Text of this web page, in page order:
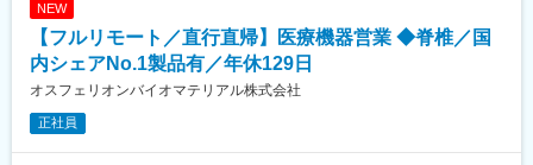
変更の範囲：会社の定める業務
■担当製品：
心臓や下肢の血管の病気に対し、カテーテルを用いて治療する
「バスキュラーインターベンション（血管内カテーテル治療）」
NEW
【フルリモート／直行直帰】医療機器営業 ◆脊椎／国
内シェアNo.1製品有／年休129日
オスフェリオンバイオマテリアル株式会社
正社員